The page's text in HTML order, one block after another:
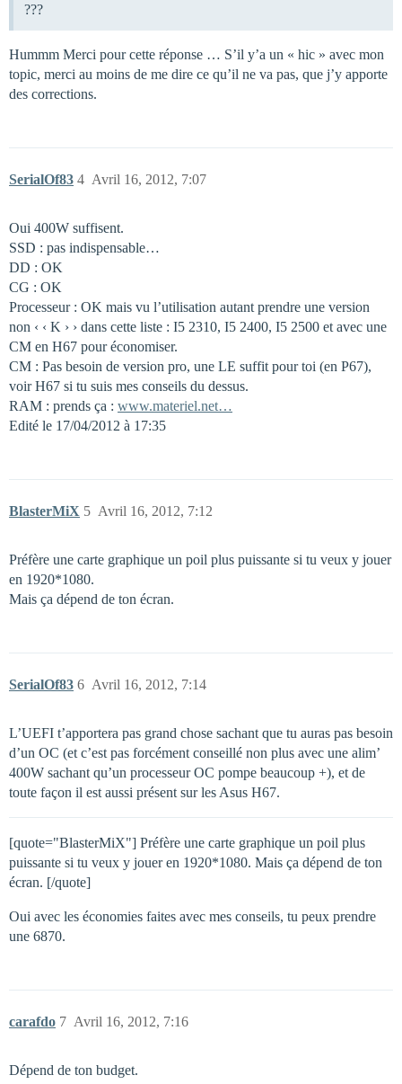
???
Hummm Merci pour cette réponse … S’il y’a un « hic » avec mon
topic, merci au moins de me dire ce qu’il ne va pas, que j’y apporte
des corrections.
SerialOf83 Avril 16, 2012, 7:07
4
Oui 400W suffisent.
SSD : pas indispensable…
DD : OK
CG : OK
Processeur : OK mais vu l’utilisation autant prendre une version
non ‹ ‹ K › › dans cette liste : I5 2310, I5 2400, I5 2500 et avec une
CM en H67 pour économiser.
CM : Pas besoin de version pro, une LE suffit pour toi (en P67),
voir H67 si tu suis mes conseils du dessus.
RAM : prends ça : www.materiel.net…
Edité le 17/04/2012 à 17:35
BlasterMiX Avril 16, 2012, 7:12
5
Préfère une carte graphique un poil plus puissante si tu veux y jouer
en 1920*1080.
Mais ça dépend de ton écran.
SerialOf83 Avril 16, 2012, 7:14
6
L’UEFI t’apportera pas grand chose sachant que tu auras pas besoin
d’un OC (et c’est pas forcément conseillé non plus avec une alim’
400W sachant qu’un processeur OC pompe beaucoup +), et de
toute façon il est aussi présent sur les Asus H67.
[quote="BlasterMiX"] Préfère une carte graphique un poil plus
puissante si tu veux y jouer en 1920*1080. Mais ça dépend de ton
écran. [/quote]
Oui avec les économies faites avec mes conseils, tu peux prendre
une 6870.
carafdo Avril 16, 2012, 7:16
7
Dépend de ton budget.